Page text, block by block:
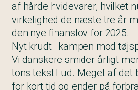
af hårde hvidevarer, hvilket
virkelighed de næste tre år
den nye finanslov for 2025.
Nyt krudt i kampen mod
Vi danskere smider årligt
tons tekstil ud. Meget af det
for kort tid og ender på